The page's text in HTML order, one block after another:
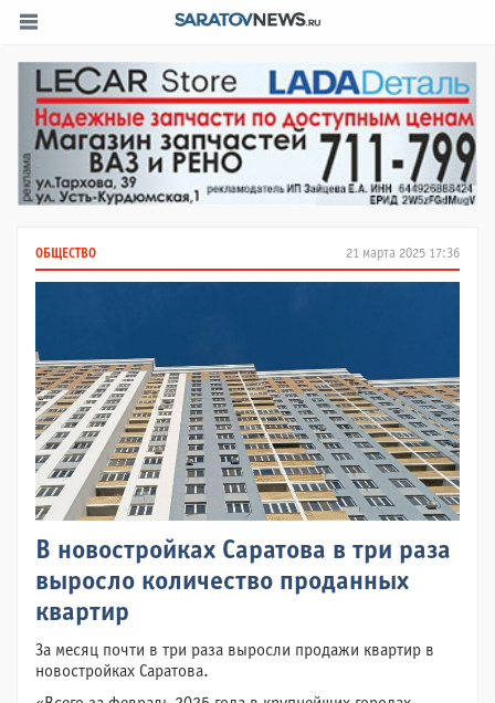
21 марта 2025 17:36
ОБЩЕСТВО
В новостройках Саратова в три раза
выросло количество проданных
квартир
За месяц почти в три раза выросли продажи квартир в
новостройках Саратова.